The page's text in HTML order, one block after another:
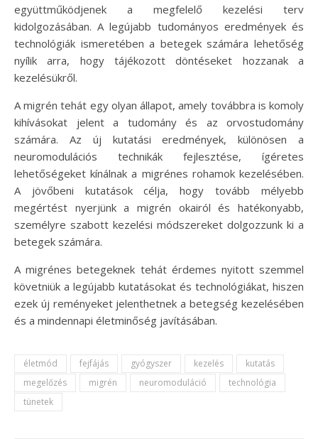
együttműködjenek a megfelelő kezelési terv
kidolgozásában. A legújabb tudományos eredmények és
technológiák ismeretében a betegek számára lehetőség
nyílik arra, hogy tájékozott döntéseket hozzanak a
kezelésükről.
A migrén tehát egy olyan állapot, amely továbbra is komoly
kihívásokat jelent a tudomány és az orvostudomány
számára. Az új kutatási eredmények, különösen a
neuromodulációs technikák fejlesztése, ígéretes
lehetőségeket kínálnak a migrénes rohamok kezelésében.
A jövőbeni kutatások célja, hogy tovább mélyebb
megértést nyerjünk a migrén okairól és hatékonyabb,
személyre szabott kezelési módszereket dolgozzunk ki a
betegek számára.
A migrénes betegeknek tehát érdemes nyitott szemmel
követniük a legújabb kutatásokat és technológiákat, hiszen
ezek új reményeket jelenthetnek a betegség kezelésében
és a mindennapi életminőség javításában.
életmód fejfájás gyógyszer kezelés
kutatás
megelőzés
migrén neuromoduláció
technológia
tünetek